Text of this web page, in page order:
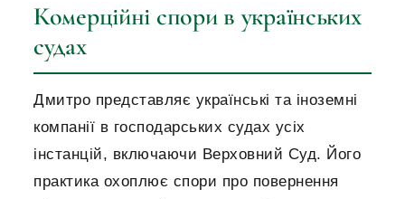
Комерційні спори в українських
судах
Дмитро представляє українські та іноземні
компанії в господарських судах усіх
інстанцій, включаючи Верховний Суд. Його
практика охоплює спори про повернення